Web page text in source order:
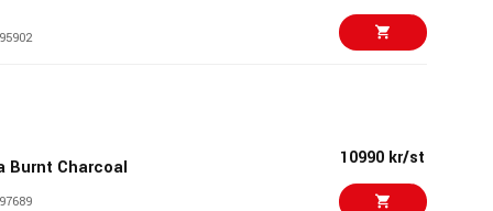
26506 kr/st
Burnt Charcoal 10990 kr/st